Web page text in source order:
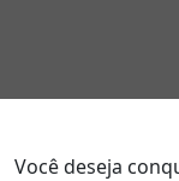
Você deseja